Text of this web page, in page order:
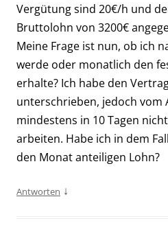
Vergütung sind 20€/h und
Bruttolohn von 3200€
Meine Frage ist nun, ob ich
werde oder monatlich den
erhalte? Ich habe den
unterschrieben, jedoch vom
mindestens in 10 Tagen
arbeiten. Habe ich in dem
den Monat anteiligen Lohn?
Antworten ↓